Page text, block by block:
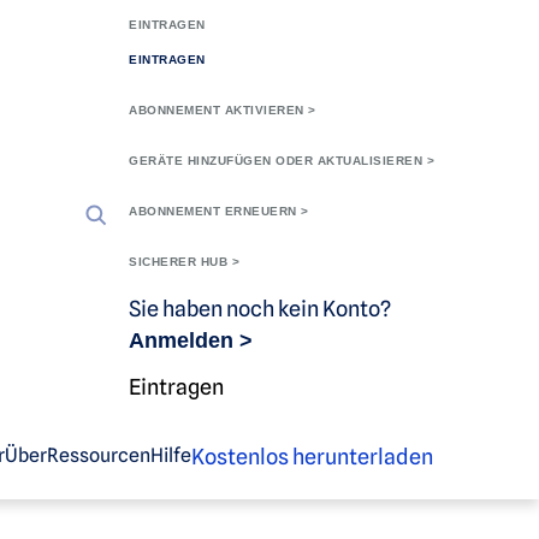
EINTRAGEN
EINTRAGEN
ABONNEMENT AKTIVIEREN >
GERÄTE HINZUFÜGEN ODER AKTUALISIEREN >
ABONNEMENT ERNEUERN >
SICHERER HUB >
Sie haben noch kein Konto?
Anmelden >
Eintragen
ÜberRessourcenHilfeKostenlos herunterladen